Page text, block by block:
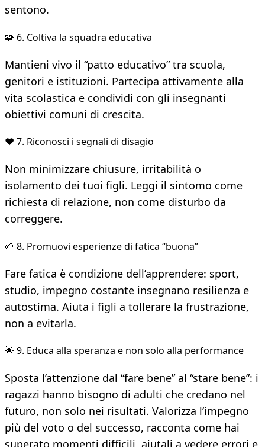
sentono.
🧩 6. Coltiva la squadra educativa
Mantieni vivo il “patto educativo” tra scuola,
genitori e istituzioni. Partecipa attivamente alla
vita scolastica e condividi con gli insegnanti
obiettivi comuni di crescita.
❤️ 7. Riconosci i segnali di disagio
Non minimizzare chiusure, irritabilità o
isolamento dei tuoi figli. Leggi il sintomo come
richiesta di relazione, non come disturbo da
correggere.
🌱 8. Promuovi esperienze di fatica “buona”
Fare fatica è condizione dell’apprendere: sport,
studio, impegno costante insegnano resilienza e
autostima. Aiuta i figli a tollerare la frustrazione,
non a evitarla.
🌟 9. Educa alla speranza e non solo alla performance
Sposta l’attenzione dal “fare bene” al “stare bene”: i
ragazzi hanno bisogno di adulti che credano nel
futuro, non solo nei risultati. Valorizza l’impegno
più del voto o del successo, racconta come hai